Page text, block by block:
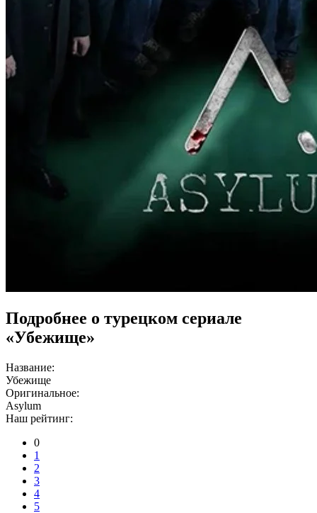
Подробнее о турецком сериале
«Убежище»
Название:
Убежище
Оригинальное:
Asylum
Наш рейтинг:
0
1
2
3
4
5